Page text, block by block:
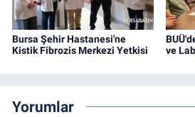
Bursa Şehir Hastanesi'ne
Kistik Fibrozis Merkezi Yetkisi
ve
Yorumlar